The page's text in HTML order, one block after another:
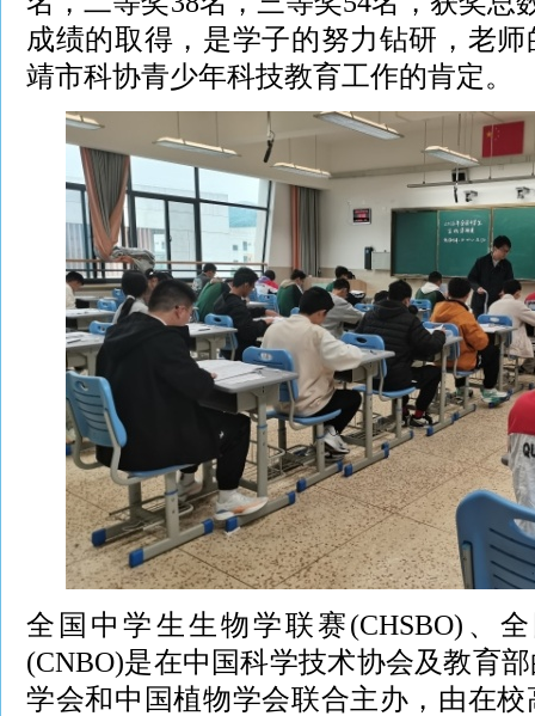
成绩的取得，是学子的努力钻研，老
靖市科协青少年科技教育工作的肯定。
全国中学生生物学联赛(CHSBO)、
(CNBO)是在中国科学技术协会及教育
学会和中国植物学会联合主办，由在